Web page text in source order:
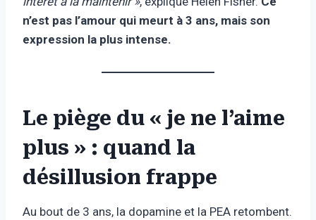
n’est pas l’amour qui meurt à 3 ans, mais son
expression la plus intense.
Le piège du « je ne l’aime
plus » : quand la
désillusion frappe
Au bout de 3 ans, la dopamine et la PEA retombent.